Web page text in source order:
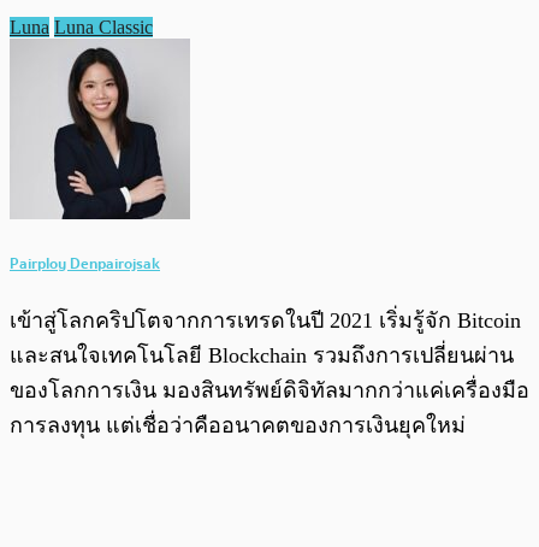
Luna Luna Classic
Pairploy Denpairojsak
เข้าสู่โลกคริปโตจากการเทรดในปี 2021 เริ่มรู้จัก Bitcoin
และสนใจเทคโนโลยี Blockchain รวมถึงการเปลี่ยนผ่าน
ของโลกการเงิน มองสินทรัพย์ดิจิทัลมากกว่าแค่เครื่องมือ
การลงทุน แต่เชื่อว่าคืออนาคตของการเงินยุคใหม่